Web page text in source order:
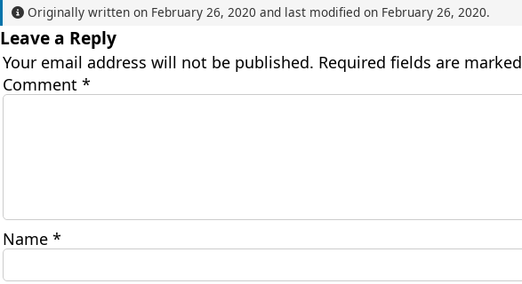
Originally written on February 26, 2020 and last modified on February 26, 2020.
Leave a Reply
Your email address will not be published. Required fields are marked
Comment *
Name *